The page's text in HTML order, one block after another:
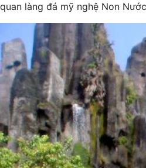
quan làng đá mỹ nghệ Non